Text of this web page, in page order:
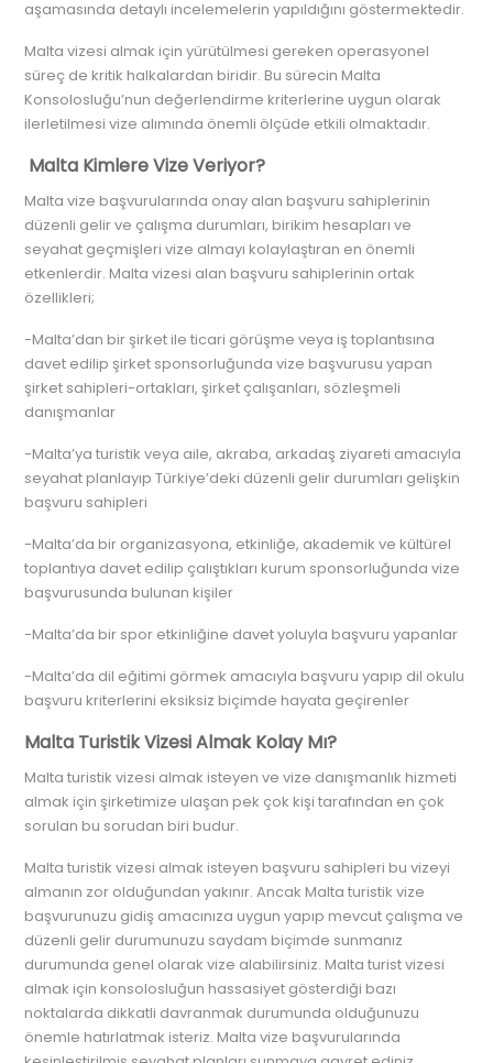
aşamasında detaylı incelemelerin yapıldığını göstermektedir.
Malta vizesi almak için yürütülmesi gereken operasyonel
süreç de kritik halkalardan biridir. Bu sürecin Malta
Konsolosluğu’nun değerlendirme kriterlerine uygun olarak
ilerletilmesi vize alımında önemli ölçüde etkili olmaktadır.
Malta Kimlere Vize Veriyor?
Malta vize başvurularında onay alan başvuru sahiplerinin
düzenli gelir ve çalışma durumları, birikim hesapları ve
seyahat geçmişleri vize almayı kolaylaştıran en önemli
etkenlerdir. Malta vizesi alan başvuru sahiplerinin ortak
özellikleri;
-Malta’dan bir şirket ile ticari görüşme veya iş toplantısına
davet edilip şirket sponsorluğunda vize başvurusu yapan
şirket sahipleri-ortakları, şirket çalışanları, sözleşmeli
danışmanlar
-Malta’ya turistik veya aile, akraba, arkadaş ziyareti amacıyla
seyahat planlayıp Türkiye’deki düzenli gelir durumları gelişkin
başvuru sahipleri
-Malta’da bir organizasyona, etkinliğe, akademik ve kültürel
toplantıya davet edilip çalıştıkları kurum sponsorluğunda vize
başvurusunda bulunan kişiler
-Malta’da bir spor etkinliğine davet yoluyla başvuru yapanlar
-Malta’da dil eğitimi görmek amacıyla başvuru yapıp dil okulu
başvuru kriterlerini eksiksiz biçimde hayata geçirenler
Malta Turistik Vizesi Almak Kolay Mı?
Malta turistik vizesi almak isteyen ve vize danışmanlık hizmeti
almak için şirketimize ulaşan pek çok kişi tarafından en çok
sorulan bu sorudan biri budur.
Malta turistik vizesi almak isteyen başvuru sahipleri bu vizeyi
almanın zor olduğundan yakınır. Ancak Malta turistik vize
başvurunuzu gidiş amacınıza uygun yapıp mevcut çalışma ve
düzenli gelir durumunuzu saydam biçimde sunmanız
durumunda genel olarak vize alabilirsiniz. Malta turist vizesi
almak için konsolosluğun hassasiyet gösterdiği bazı
noktalarda dikkatli davranmak durumunda olduğunuzu
önemle hatırlatmak isteriz. Malta vize başvurularında